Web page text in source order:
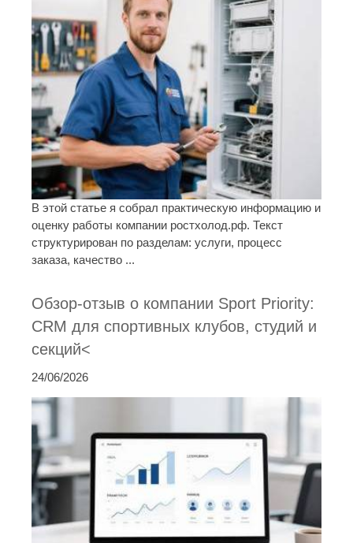
В этой статье я собрал практическую информацию и
оценку работы компании ростхолод.рф. Текст
структурирован по разделам: услуги, процесс
заказа, качество ...
Обзор-отзыв о компании Sport Priority:
CRM для спортивных клубов, студий и
секций<
24/06/2026